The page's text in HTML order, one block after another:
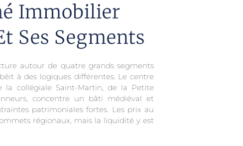
Immobilier
Ses Segments
autour de quatre grands segments
à des logiques différentes. Le centre
la collégiale Saint-Martin, de la Petite
concentre un bâti médiéval et
patrimoniales fortes. Les prix au
régionaux, mais la liquidité y est